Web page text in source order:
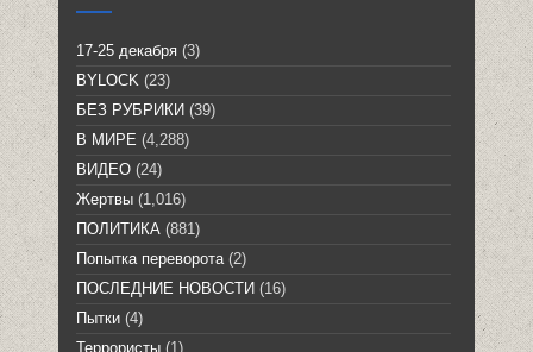
17-25 декабря (3)
BYLOCK (23)
БЕЗ РУБРИКИ (39)
В МИРЕ (4,288)
ВИДЕО (24)
Жертвы (1,016)
ПОЛИТИКА (881)
Попытка переворота(2)
ПОСЛЕДНИЕ НОВОСТИ (16)
Пытки (4)
Террористы (1)